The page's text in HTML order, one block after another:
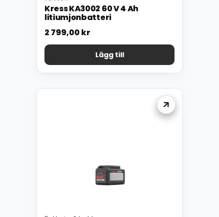
Kress KA3002 60 V 4 Ah
litiumjonbatteri
2 799,00kr
Lägg till